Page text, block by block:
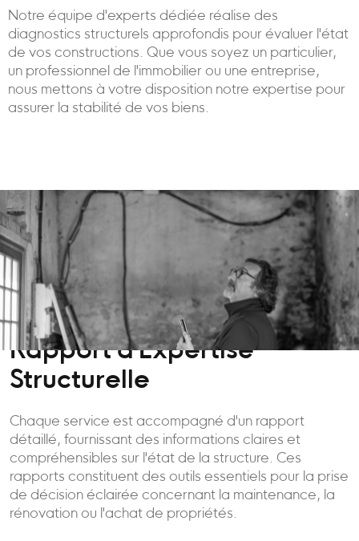
Notre équipe d'experts dédiée réalise des
diagnostics structurels approfondis pour évaluer l'état
de vos constructions. Que vous soyez un particulier,
un professionnel de l'immobilier ou une entreprise,
nous mettons à votre disposition notre expertise pour
assurer la stabilité de vos biens.
Rapport d'Expertise
Structurelle
Chaque service est accompagné d'un rapport
détaillé, fournissant des informations claires et
compréhensibles sur l'état de la structure. Ces
rapports constituent des outils essentiels pour la prise
de décision éclairée concernant la maintenance, la
rénovation ou l'achat de propriétés.